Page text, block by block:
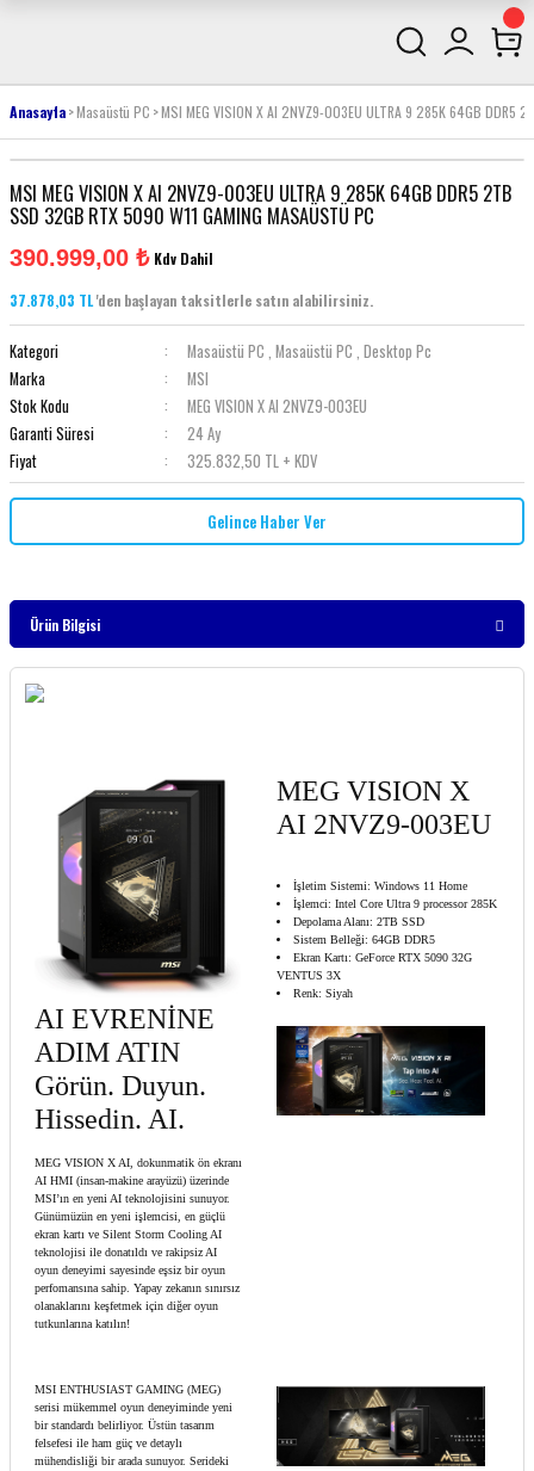
Anasayfa Masaüstü PC MSI MEG VISION X AI 2NVZ9-003EU ULTRA 9 285K 64GB DDR5
MSI MEG VISION X AI 2NVZ9-003EU ULTRA 9 285K 64GB DDR5 2TB
SSD 32GB RTX 5090 W11 GAMING MASAÜSTÜ PC
390.999,00 ₺ Kdv Dahil
37.878,03 TL'den başlayan taksitlerle satın alabilirsiniz.
Kategori Masaüstü PC , Masaüstü PC , Desktop Pc
Marka
MSI
Stok Kodu
MEG VISION X AI 2NVZ9-003EU
Garanti Süresi
24 Ay
Fiyat
325.832,50 TL + KDV
Gelince Haber Ver
Ürün Bilgisi
MEG VISION X
AI 2NVZ9-003EU
İşletim Sistemi: Windows 11 Home
İşlemci: Intel Core Ultra 9 processor 285K
Depolama Alanı: 2TB SSD
Sistem Belleği: 64GB DDR5
Ekran Kartı: GeForce RTX 5090 32G
VENTUS 3X
Renk: Siyah
AI EVRENİNE
ADIM ATIN
Görün. Duyun.
Hissedin. AI.
MEG VISION X AI, dokunmatik ön ekranı
AI HMI (insan-makine arayüzü) üzerinde
MSI’ın en yeni AI teknolojisini sunuyor.
Günümüzün en yeni işlemcisi, en güçlü
ekran kartı ve Silent Storm Cooling AI
teknolojisi ile donatıldı ve rakipsiz AI
oyun deneyimi sayesinde eşsiz bir oyun
perfomansına sahip. Yapay zekanın sınırsız
olanaklarını keşfetmek için diğer oyun
tutkunlarına katılın!
MSI ENTHUSIAST GAMING (MEG)
serisi mükemmel oyun deneyiminde yeni
bir standardı belirliyor. Üstün tasarım
felsefesi ile ham güç ve detaylı
mühendisliği bir arada sunuyor. Serideki